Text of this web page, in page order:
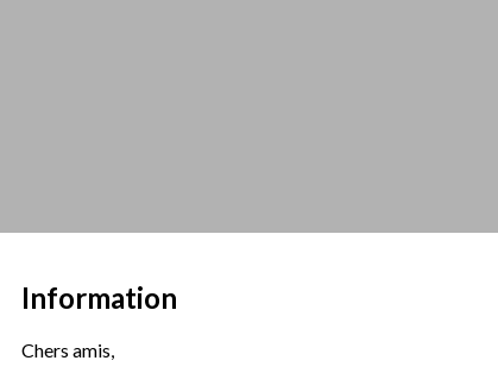
Information
Chers amis,